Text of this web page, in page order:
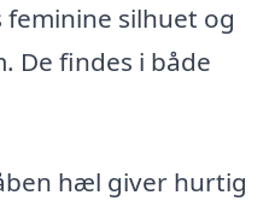
silhuet og
De findes i både
hæl giver hurtig